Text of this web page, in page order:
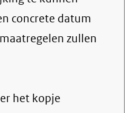
concrete datum
zullen
het kopje